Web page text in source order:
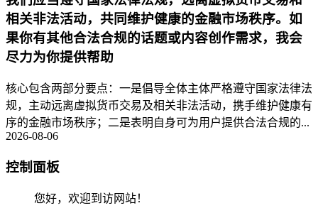
相关非法活动，共同维护健康的金融市场秩序。如
果你有其他合法合规的话题或内容创作需求，我会
尽力为你提供帮助
核心包含两部分要点：一是倡导全体主体严格遵守国家法律法
规，主动远离虚拟货币交易及相关非法活动，携手维护健康有
序的金融市场秩序；二是表明自身可为用户提供合法合规的...
2026-08-06
控制面板
您好，欢迎到访网站！